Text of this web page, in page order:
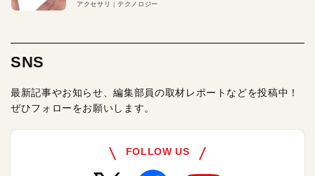
アクセサリ テクノロジー
SNS
最新記事やお知らせ、編集部員の取材レポートなどを投稿中！
ぜひフォローをお願いします。
FOLLOW US